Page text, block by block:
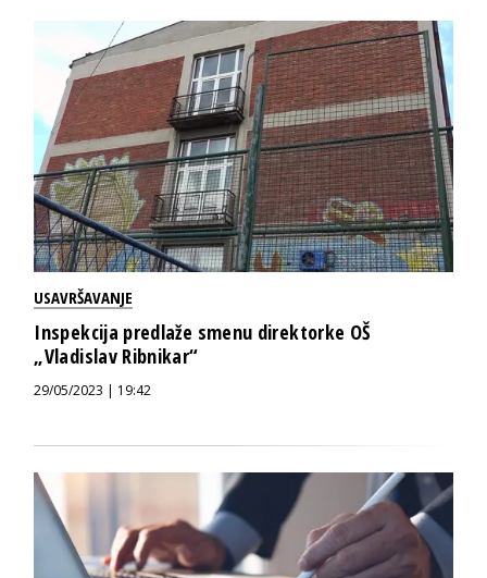
USAVRŠAVANJE
Inspekcija predlaže smenu direktorke OŠ
„Vladislav Ribnikar“
29/05/2023 | 19:42